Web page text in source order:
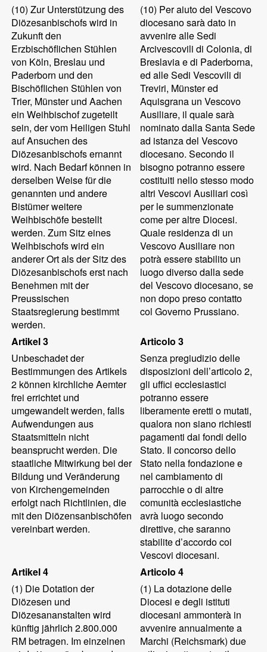
(10) Zur Unterstützung des
Diözesanbischofs wird in
Zukunft den
Erzbischöflichen Stühlen
von Köln, Breslau und
Paderborn und den
Bischöflichen Stühlen von
Trier, Münster und Aachen
ein Weihbischof zugeteilt
sein, der vom Heiligen Stuhl
auf Ansuchen des
Diözesanbischofs ernannt
wird. Nach Bedarf können in
derselben Weise für die
genannten und andere
Bistümer weitere
Weihbischöfe bestellt
werden. Zum Sitz eines
Weihbischofs wird ein
anderer Ort als der Sitz des
Diözesanbischofs erst nach
Benehmen mit der
Preussischen
Staatsregierung bestimmt
werden.
(10) Per aiuto del Vescovo
diocesano sarà dato in
avvenire alle Sedi
Arcivescovili di Colonia, di
Breslavia e di Paderborna,
ed alle Sedi Vescovili di
Treviri, Münster ed
Aquisgrana un Vescovo
Ausiliare, il quale sarà
nominato dalla Santa Sede
ad istanza del Vescovo
diocesano. Secondo il
bisogno potranno essere
costituiti nello stesso modo
altri Vescovi Ausiliari così
per le summenzionate
come per altre Diocesi.
Quale residenza di un
Vescovo Ausiliare non
potrà essere stabilito un
luogo diverso dalla sede
del Vescovo diocesano, se
non dopo preso contatto
col Governo Prussiano.
Artikel 3
Articolo 3
Unbeschadet der
Bestimmungen des Artikels
2 können kirchliche Aemter
frei errichtet und
umgewandelt werden, falls
Aufwendungen aus
Staatsmitteln nicht
beansprucht werden. Die
staatliche Mitwirkung bei der
Bildung und Veränderung
von Kirchengemeinden
erfolgt nach Richtlinien, die
mit den Diözensanbischöfen
vereinbart werden.
Senza pregiudizio delle
disposizioni dell’articolo 2,
gli uffici ecclesiastici
potranno essere
liberamente eretti o mutati,
qualora non siano richiesti
pagamenti dai fondi dello
Stato. Il concorso dello
Stato nella fondazione e
nel cambiamento di
parrocchie o di altre
comunità ecclesiastiche
avrà luogo secondo
direttive, che saranno
stabilite d’accordo coi
Vescovi diocesani.
Artikel 4
Articolo 4
(1) Die Dotation der
Diözesen und
Diözesananstalten wird
künftig jährlich 2.800.000
RM betragen. Im einzelnen
(1) La dotazione delle
Diocesi e degli istituti
diocesani ammonterà in
avvenire annualmente a
Marchi (Reichsmark) due